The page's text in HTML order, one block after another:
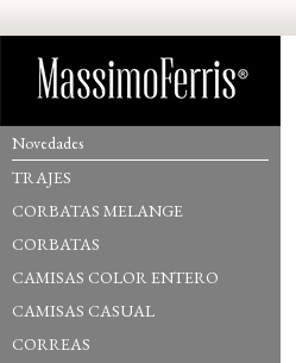
Novedades
TRAJES
CORBATAS MELANGE
CORBATAS
CAMISAS COLOR ENTERO
CAMISAS CASUAL
CORREAS